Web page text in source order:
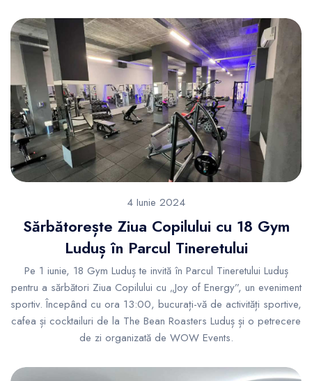
4 Iunie 2024
Sărbătorește Ziua Copilului cu 18 Gym
Luduș în Parcul Tineretului
Pe 1 iunie, 18 Gym Luduș te invită în Parcul Tineretului Luduș
pentru a sărbători Ziua Copilului cu „Joy of Energy”, un eveniment
sportiv. Începând cu ora 13:00, bucurați-vă de activități sportive,
cafea și cocktailuri de la The Bean Roasters Luduș și o petrecere
de zi organizată de WOW Events.